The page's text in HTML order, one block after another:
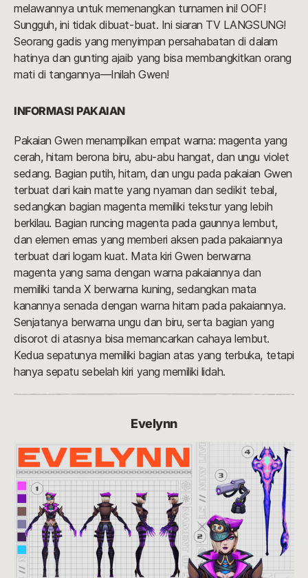
melawannya untuk memenangkan turnamen ini! OOF!
Sungguh, ini tidak dibuat-buat. Ini siaran TV LANGSUNG!
Seorang gadis yang menyimpan persahabatan di dalam
hatinya dan gunting ajaib yang bisa membangkitkan orang
mati di tangannya—Inilah Gwen!
INFORMASI PAKAIAN
Pakaian Gwen menampilkan empat warna: magenta yang
cerah, hitam berona biru, abu-abu hangat, dan ungu violet
sedang. Bagian putih, hitam, dan ungu pada pakaian Gwen
terbuat dari kain matte yang nyaman dan sedikit tebal,
sedangkan bagian magenta memiliki tekstur yang lebih
berkilau. Bagian runcing magenta pada gaunnya lembut,
dan elemen emas yang memberi aksen pada pakaiannya
terbuat dari logam kuat. Mata kiri Gwen berwarna
magenta yang sama dengan warna pakaiannya dan
memiliki tanda X berwarna kuning, sedangkan mata
kanannya senada dengan warna hitam pada pakaiannya.
Senjatanya berwarna ungu dan biru, serta bagian yang
disorot di atasnya bisa memancarkan cahaya lembut.
Kedua sepatunya memiliki bagian atas yang terbuka, tetapi
hanya sepatu sebelah kiri yang memiliki lidah.
Evelynn